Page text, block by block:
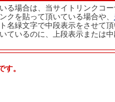
る場合は、当サイトリンクコ
クを貼って頂いている場合や、
名緑文字で中段表示をさせて
ているのに、上段表示または
。